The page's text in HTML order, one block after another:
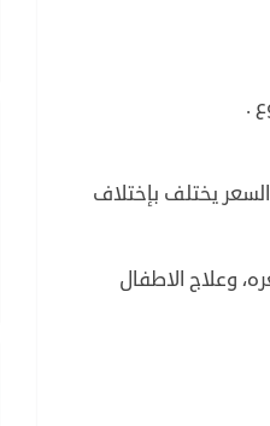
وبالطبع السعر يختلف بإختلاف
وعلاج الاطفال